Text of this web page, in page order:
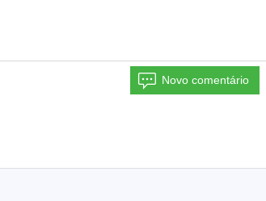
Novo comentário